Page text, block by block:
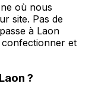
où nous
site. Pas de
à Laon
et
Laon ?